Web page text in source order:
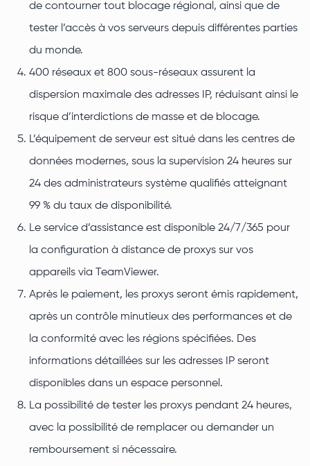
de contourner tout blocage régional, ainsi que de
tester l’accès à vos serveurs depuis différentes parties
du monde.
400 réseaux et 800 sous-réseaux assurent la
dispersion maximale des adresses IP, réduisant ainsi le
risque d’interdictions de masse et de blocage.
L’équipement de serveur est situé dans les centres de
données modernes, sous la supervision 24 heures sur
24 des administrateurs système qualifiés atteignant
99 % du taux de disponibilité.
Le service d’assistance est disponible 24/7/365 pour
la configuration à distance de proxys sur vos
appareils via TeamViewer.
Après le paiement, les proxys seront émis rapidement,
après un contrôle minutieux des performances et de
la conformité avec les régions spécifiées. Des
informations détaillées sur les adresses IP seront
disponibles dans un espace personnel.
La possibilité de tester les proxys pendant 24 heures,
avec la possibilité de remplacer ou demander un
remboursement si nécessaire.